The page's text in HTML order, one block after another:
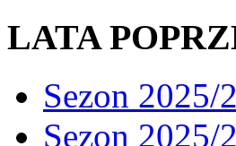
LATA
Sezon 2025/
Sezon 2025/